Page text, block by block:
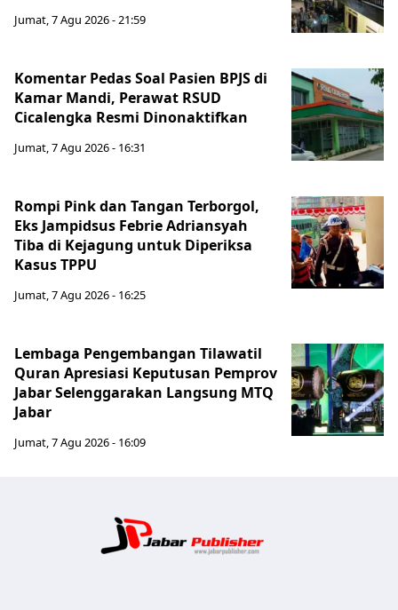
Jumat, 7 Agu 2026 - 21:59
Komentar Pedas Soal Pasien BPJS di
Kamar Mandi, Perawat RSUD
Cicalengka Resmi Dinonaktifkan
Jumat, 7 Agu 2026 - 16:31
Rompi Pink dan Tangan Terborgol,
Eks Jampidsus Febrie Adriansyah
Tiba di Kejagung untuk Diperiksa
Kasus TPPU
Jumat, 7 Agu 2026 - 16:25
Lembaga Pengembangan Tilawatil
Quran Apresiasi Keputusan Pemprov
Jabar Selenggarakan Langsung MTQ
Jabar
Jumat, 7 Agu 2026 - 16:09